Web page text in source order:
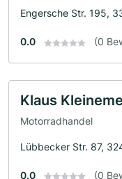
Engersche Str. 195,
0.0 (0
Klaus
Motorradhandel
Lübbecker Str. 87,
0.0 (0